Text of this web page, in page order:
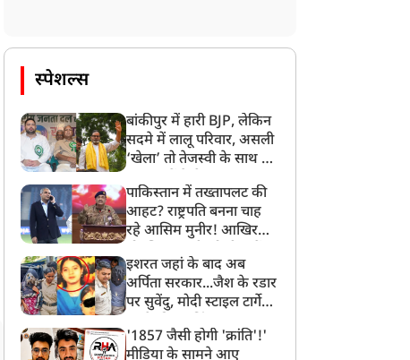
स्पेशल्स
बांकीपुर में हारी BJP, लेकिन
सदमे में लालू परिवार, असली
‘खेला’ तो तेजस्वी के साथ हो
पाकिस्तान में तख्तापलट की
आहट? राष्ट्रपति बनना चाह
रहे आसिम मुनीर! आखिर
बनाया मोहरा?
इशरत जहां के बाद अब
अर्पिता सरकार...जैश के रडार
पर सुवेंदु, मोदी स्टाइल टार्गेट
बड़ा एक्शन!
'1857 जैसी होगी 'क्रांति'!'
मीडिया के सामने आए